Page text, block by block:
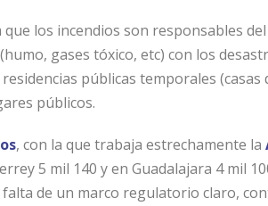
los incendios son responsables
gases tóxico, etc) con los
públicas temporales
públicos.
, con la que trabaja estrechamente la
5 mil 140 y en Guadalajara 4 mil
de un marco regulatorio claro,